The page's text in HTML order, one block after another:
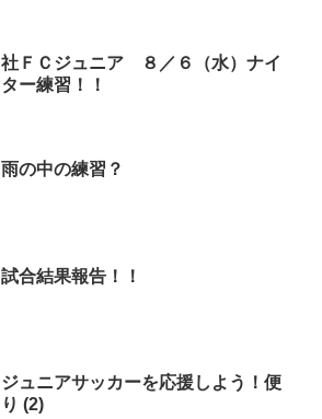
社ＦＣジュニア ８／６（水）ナイ
ター練習！！
雨の中の練習？
試合結果報告！！
ジュニアサッカーを応援しよう！便
り (2)